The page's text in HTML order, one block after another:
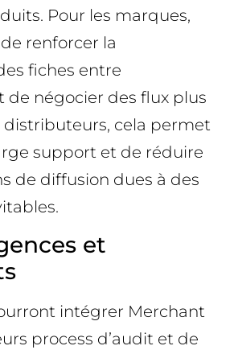
Pour les marques,
de renforcer la
fiches entre
négocier des flux plus
distributeurs, cela permet
support et de réduire
de diffusion dues à des
et
intégrer Merchant
process d’audit et de